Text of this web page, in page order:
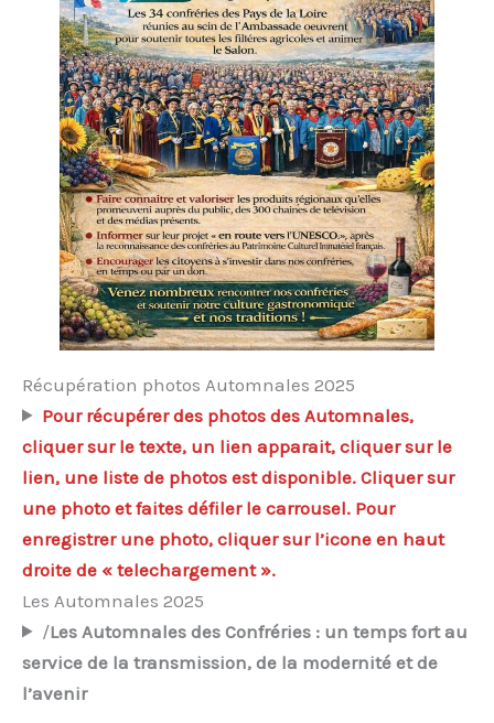
Récupération photos Automnales 2025
Pour récupérer des photos des Automnales,
cliquer sur le texte, un lien apparait, cliquer sur le
lien, une liste de photos est disponible. Cliquer sur
une photo et faites défiler le carrousel. Pour
enregistrer une photo, cliquer sur l’icone en haut
droite de « telechargement ».
Les Automnales 2025
/Les Automnales des Confréries : un temps fort au
service de la transmission, de la modernité et de
l’avenir